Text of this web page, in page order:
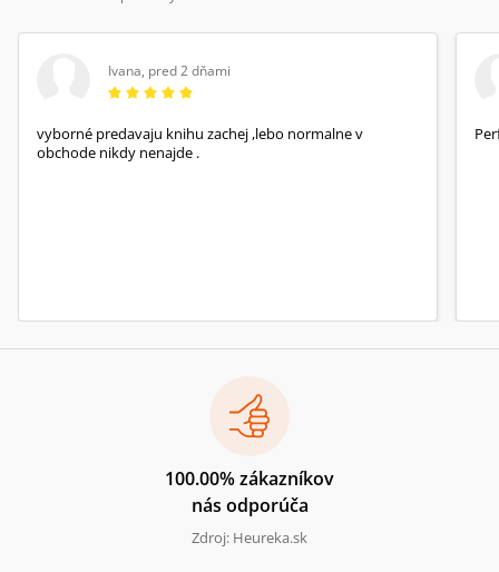
Ivana, pred 2 dňami
vyborné predavaju knihu zachej ,lebo normalne v
obchode nikdy nenajde .
100.00% zákazníkov
nás odporúča
Zdroj: Heureka.sk